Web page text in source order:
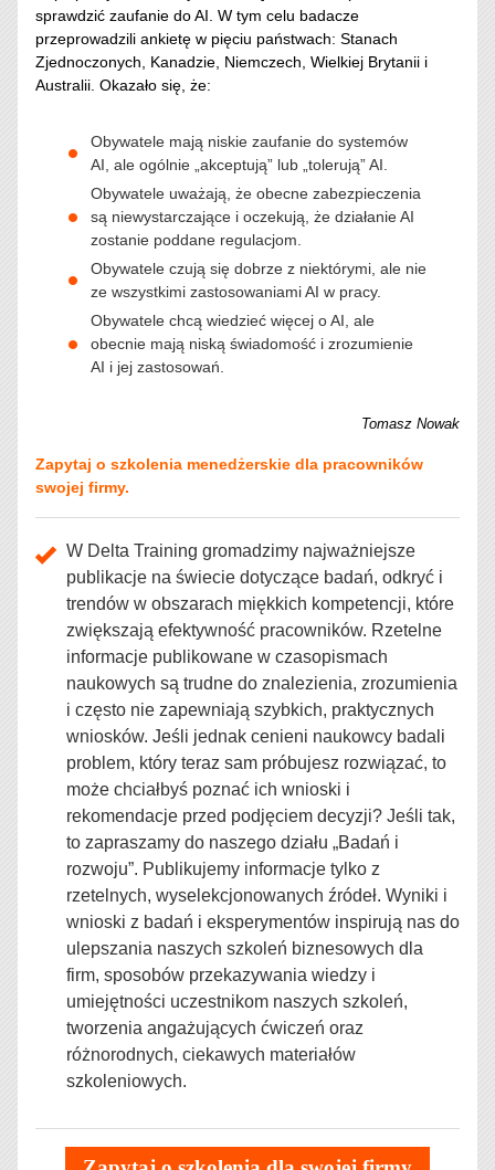
sprawdzić zaufanie do AI. W tym celu badacze
przeprowadzili ankietę w pięciu państwach: Stanach
Zjednoczonych, Kanadzie, Niemczech, Wielkiej Brytanii i
Australii. Okazało się, że:
Obywatele mają niskie zaufanie do systemów
AI, ale ogólnie „akceptują” lub „tolerują” AI.
Obywatele uważają, że obecne zabezpieczenia
są niewystarczające i oczekują, że działanie AI
zostanie poddane regulacjom.
Obywatele czują się dobrze z niektórymi, ale nie
ze wszystkimi zastosowaniami AI w pracy.
Obywatele chcą wiedzieć więcej o AI, ale
obecnie mają niską świadomość i zrozumienie
AI i jej zastosowań.
Tomasz Nowak
Zapytaj o szkolenia menedżerskie dla pracowników
swojej firmy.
W Delta Training gromadzimy najważniejsze
publikacje na świecie dotyczące badań, odkryć i
trendów w obszarach miękkich kompetencji, które
zwiększają efektywność pracowników. Rzetelne
informacje publikowane w czasopismach
naukowych są trudne do znalezienia, zrozumienia
i często nie zapewniają szybkich, praktycznych
wniosków. Jeśli jednak cenieni naukowcy badali
problem, który teraz sam próbujesz rozwiązać, to
może chciałbyś poznać ich wnioski i
rekomendacje przed podjęciem decyzji? Jeśli tak,
to zapraszamy do naszego działu „Badań i
rozwoju”. Publikujemy informacje tylko z
rzetelnych, wyselekcjonowanych źródeł. Wyniki i
wnioski z badań i eksperymentów inspirują nas do
ulepszania naszych szkoleń biznesowych dla
firm, sposobów przekazywania wiedzy i
umiejętności uczestnikom naszych szkoleń,
tworzenia angażujących ćwiczeń oraz
różnorodnych, ciekawych materiałów
szkoleniowych.